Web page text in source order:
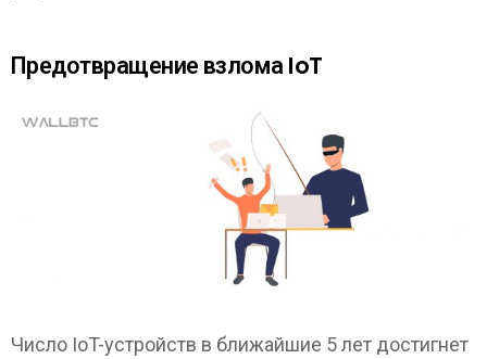
Предотвращение взлома IoT
Число IoT-устройств в ближайшие 5 лет достигнет